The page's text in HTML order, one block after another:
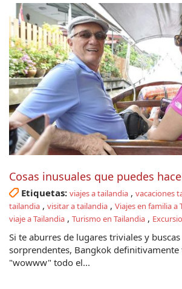
Cosas inusuales que puedes
Etiquetas: viajes a tailandia , vacaciones
tailandia , visitar a tailandia , Viajes en familia a
viaje a Tailandia , Turismo en Tailandia ,
Si te aburres de lugares triviales y
sorprendentes, Bangkok definitivamente
"wowww" todo el...